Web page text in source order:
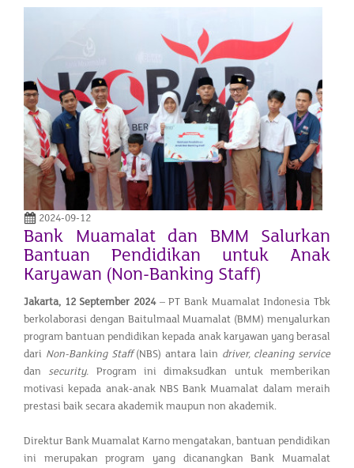
2024-09-12
Bank Muamalat dan BMM Salurkan
Bantuan Pendidikan untuk Anak
Karyawan (Non-Banking Staff)
Jakarta, 12 September 2024– PT Bank Muamalat Indonesia Tbk
berkolaborasi dengan Baitulmaal Muamalat (BMM) menyalurkan
program bantuan pendidikan kepada anak karyawan yang berasal
dari Non-Banking Staff(NBS) antara lain driver, cleaning service
dan security. Program ini dimaksudkan untuk memberikan
motivasi kepada anak-anak NBS Bank Muamalat dalam meraih
prestasi baik secara akademik maupun non akademik.
Direktur Bank Muamalat Karno mengatakan, bantuan pendidikan
ini merupakan program yang dicanangkan Bank Muamalat